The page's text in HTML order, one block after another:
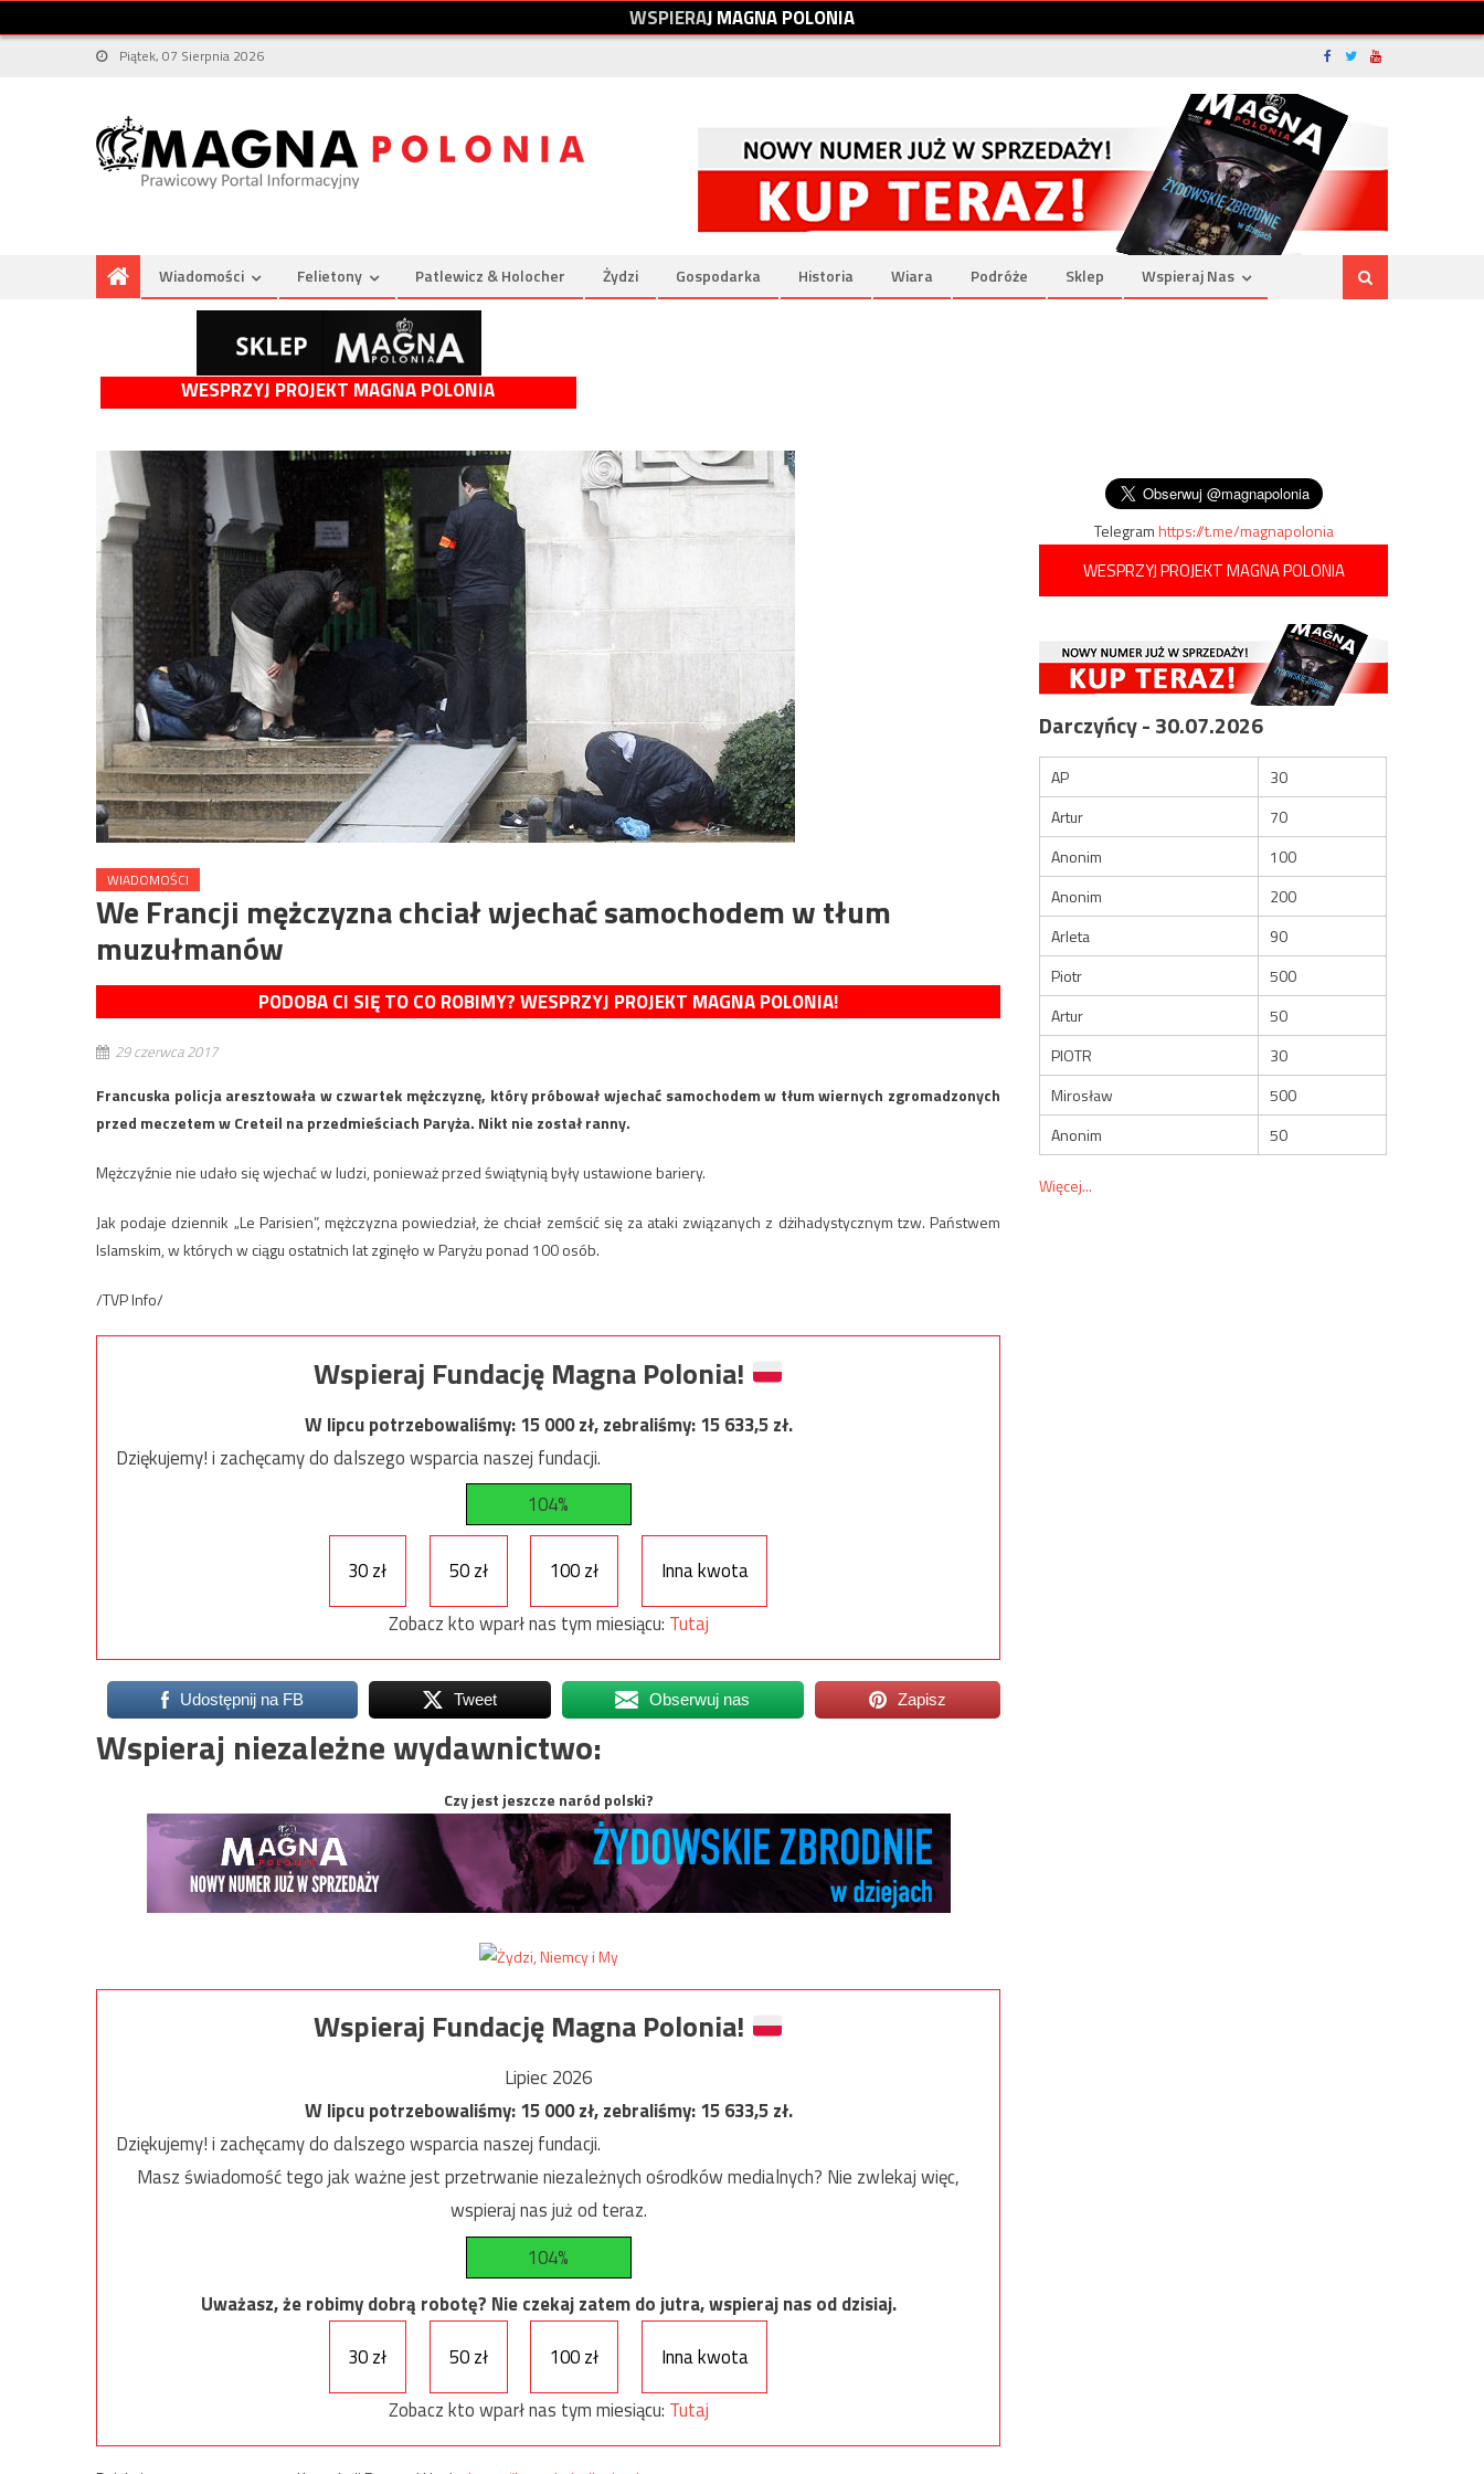
WSPIERAJMAGNAPOLONIA
Piątek, 07 Sierpnia 2026
Wiadomości Felietony Patlewicz & Holocher Żydzi Gospodarka Historia Wiara Podróże Sklep Wspieraj Nas
WESPRZYJ PROJEKT MAGNA POLONIA
WIADOMOŚCI
We Francji mężczyzna chciał wjechać samochodem w tłum
muzułmanów
PODOBA CI SIĘ TO CO ROBIMY? WESPRZYJ PROJEKT MAGNA POLONIA!
29 czerwca 2017
Francuska policja aresztowała w czwartek mężczyznę, który próbował wjechać samochodem w tłum wiernych zgromadzonych
przed meczetem w Creteil na przedmieściach Paryża. Nikt nie został ranny.
Mężczyźnie nie udało się wjechać w ludzi, ponieważ przed świątynią były ustawione bariery.
Jak podaje dziennik „Le Parisien”, mężczyzna powiedział, że chciał zemścić się za ataki związanych z dżihadystycznym tzw. Państwem
Islamskim, w których w ciągu ostatnich lat zginęło w Paryżu ponad 100 osób.
/TVP Info/
Wspieraj Fundację Magna Polonia!
W lipcu potrzebowaliśmy:15 000zł, zebraliśmy:15 633,5zł.
Dziękujemy! i zachęcamy do dalszego wsparcia naszej fundacji.
104%
30 zł 50 zł 100 zł
Inna kwota
Zobacz kto wparł nas tym miesiącu: Tutaj
Udostępnij na FB Tweet Obserwuj nas Zapisz
Wspieraj niezależne wydawnictwo:
Czy jest jeszcze naród polski?
Wspieraj Fundację Magna Polonia!
Lipiec 2026
W lipcu potrzebowaliśmy:15 000zł, zebraliśmy:15 633,5zł.
Dziękujemy! i zachęcamy do dalszego wsparcia naszej fundacji.
Masz świadomość tego jak ważne jest przetrwanie niezależnych ośrodków medialnych? Nie zwlekaj więc,
wspieraj nas już od teraz.
104%
Uważasz, że robimy dobrą robotę? Nie czekaj zatem do jutra, wspieraj nas od dzisiaj.
30 zł
50 zł 100 zł
Inna kwota
Zobacz kto wparł nas tym miesiącu: Tutaj
Telegramhttps://t.me/magnapolonia
WESPRZYJ PROJEKT MAGNA POLONIA
Darczyńcy - 30.07.2026
AP
30
Artur
70
Anonim
100
Anonim
200
Arleta
90
Piotr
500
Artur
50
PIOTR
30
Mirosław
500
Anonim
50
Więcej...